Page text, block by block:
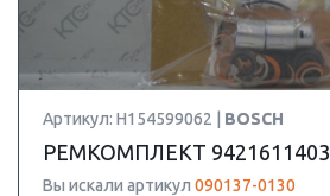
Артикул: H154599062 | BOSCH
РЕМКОМПЛЕКТ 9421611403
Вы искали артикул 090137-0130